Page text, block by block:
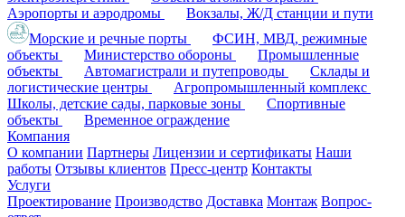
Аэропорты и аэродромы
Вокзалы, Ж/Д станции и пути
Морские и речные порты
ФСИН, МВД, режимные
объекты
Министерство обороны
Промышленные
объекты
Автомагистрали и путепроводы
Склады и
логистические центры
Агропромышленный комплекс
Школы, детские сады, парковые зоны
Спортивные
объекты
Временное ограждение
Компания
О компании Партнеры Лицензии и сертификаты Наши
работы Отзывы клиентов Пресс-центр Контакты
Услуги
Проектирование Производство Доставка Монтаж Вопрос-